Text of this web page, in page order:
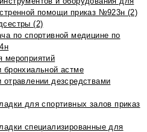
помощи приказ №923н (2)
(2)
по спортивной медицине по
мероприятий
бронхиальной астме
отравлении дезсредствами
для спортивных залов приказ
специализированные для